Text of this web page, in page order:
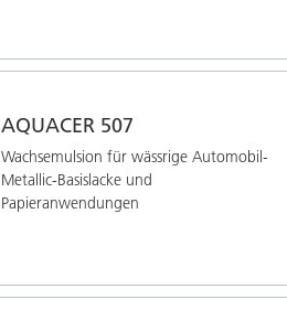
AQUACER 507
Wachsemulsion für wässrige Automobil-
Metallic-Basislacke und
Papieranwendungen